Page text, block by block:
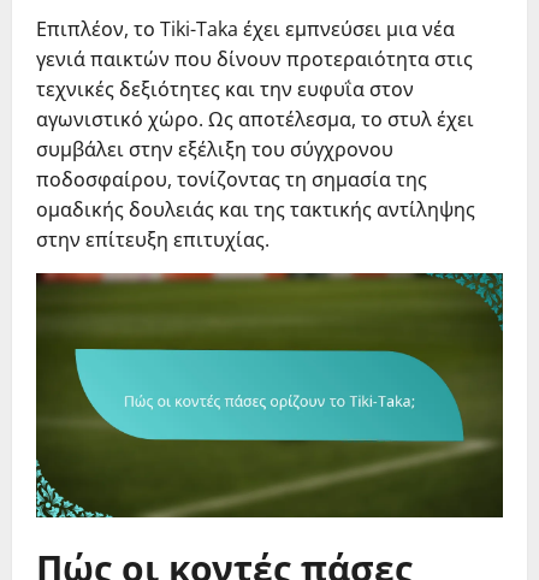
Επιπλέον, το Tiki-Taka έχει εμπνεύσει μια νέα
γενιά παικτών που δίνουν προτεραιότητα στις
τεχνικές δεξιότητες και την ευφυΐα στον
αγωνιστικό χώρο. Ως αποτέλεσμα, το στυλ έχει
συμβάλει στην εξέλιξη του σύγχρονου
ποδοσφαίρου, τονίζοντας τη σημασία της
ομαδικής δουλειάς και της τακτικής αντίληψης
στην επίτευξη επιτυχίας.
Πώς οι κοντές πάσες